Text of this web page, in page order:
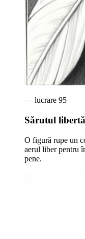
— lucrare 95
Sărutul
O figură rupe un
aerul liber pentru
pene.